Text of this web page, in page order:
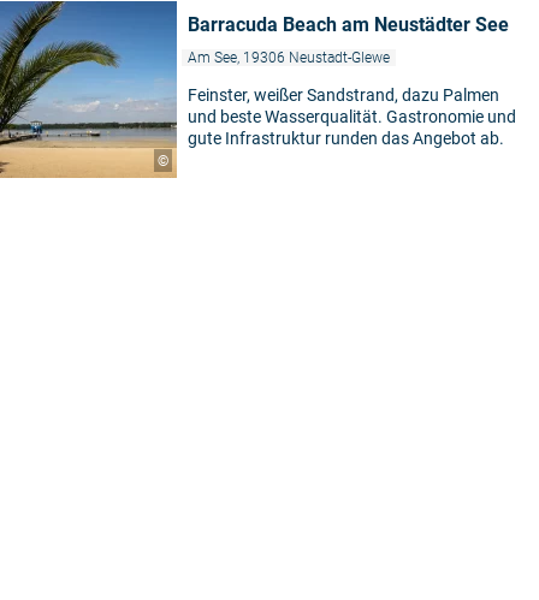
©
Barracuda Beach am Neustädter See
Am See, 19306 Neustadt-Glewe
Feinster, weißer Sandstrand, dazu Palmen
und beste Wasserqualität. Gastronomie und
gute Infrastruktur runden das Angebot ab.